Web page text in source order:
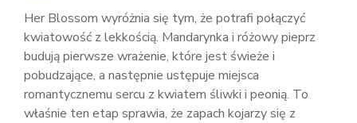
Her Blossom wyróżnia się tym, że potrafi połączyć
kwiatowość z lekkością. Mandarynka i różowy pieprz
budują pierwsze wrażenie, które jest świeże i
pobudzające, a następnie ustępuje miejsca
romantycznemu sercu z kwiatem śliwki i peonią. To
właśnie ten etap sprawia, że zapach kojarzy się z